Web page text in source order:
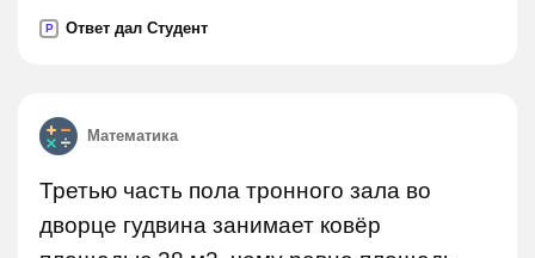
P Ответ дал Студент
Математика
Третью часть пола тронного зала во
дворце гудвина занимает ковёр